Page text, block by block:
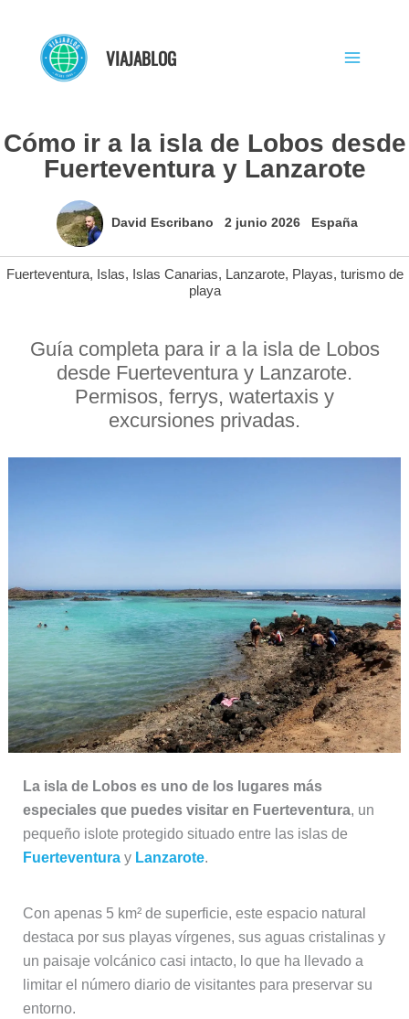
contenido
VIAJABLOG
Cómo ir a la isla de Lobos desde
Fuerteventura y Lanzarote
David Escribano 2 junio 2026 España
Fuerteventura, Islas, Islas Canarias, Lanzarote, Playas, turismo de
playa
Guía completa para ir a la isla de Lobos
desde Fuerteventura y Lanzarote.
Permisos, ferrys, watertaxis y
excursiones privadas.
La isla de Lobos es uno de los lugares más
especiales que puedes visitar en Fuerteventura, un
pequeño islote protegido situado entre las islas de
Fuerteventuray Lanzarote.
Con apenas 5 km² de superficie, este espacio natural
destaca por sus playas vírgenes, sus aguas cristalinas y
un paisaje volcánico casi intacto, lo que ha llevado a
limitar el número diario de visitantes para preservar su
entorno.